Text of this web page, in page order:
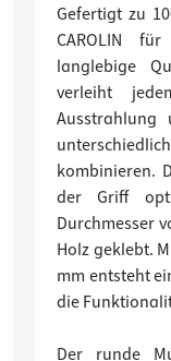
Gefertigt zu
CAROLIN
langlebige
verleiht
kombinieren.
der Griff
Durchmesser
Holz geklebt.
mm entsteht
die
Der runde